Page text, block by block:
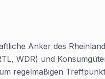
Anker des
WDR) und
regelmäßigen